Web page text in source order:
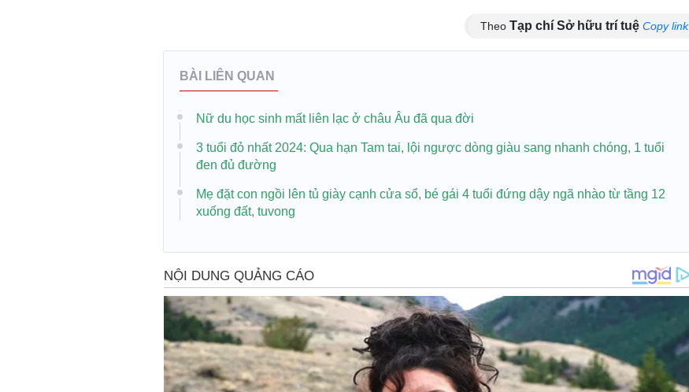
Theo Tạp chí Sở hữu trí tuệ Copy link
BÀI LIÊN QUAN
Nữ du học sinh mất liên lạc ở châu Âu đã qua đời
3 tuổi đỏ nhất 2024: Qua hạn Tam tai, lội ngược dòng giàu sang nhanh chóng, 1 tuổi
đen đủ đường
Mẹ đặt con ngồi lên tủ giày cạnh cửa sổ, bé gái 4 tuổi đứng dậy ngã nhào từ tầng 12
xuống đất, tuvong